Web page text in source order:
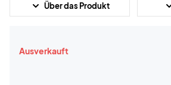
Über das Produkt
Ausverkauft